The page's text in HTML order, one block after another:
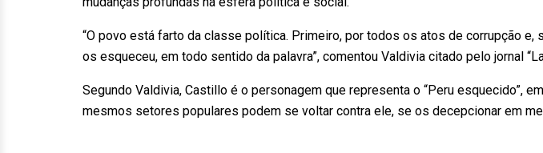
“O povo está farto da classe política. Primeiro, por todos os atos de corrupção e,
os esqueceu, em todo sentido da palavra”, comentou Valdivia citado pelo jornal
Segundo Valdivia, Castillo é o personagem que representa o “Peru esquecido”,
mesmos setores populares podem se voltar contra ele, se os decepcionar em